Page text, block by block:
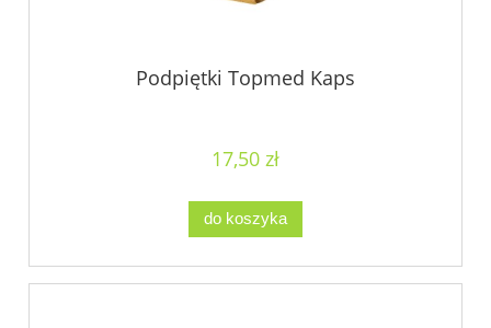
Podpiętki Topmed Kaps
17,50 zł
do koszyka